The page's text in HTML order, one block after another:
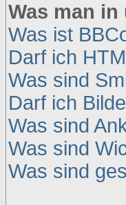
Was man
Was ist
Darf ich
Was sind
Darf ich
Was sind
Was sind
Was sind